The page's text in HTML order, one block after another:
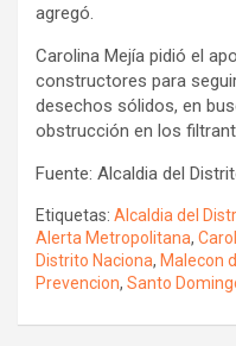
agregó.
Carolina Mejía pidió el
constructores para
desechos sólidos, en
obstrucción en los
Fuente: Alcaldia del
Etiquetas: Alcaldia del
Alerta Metropolitana,
Distrito Naciona, Malecon
Prevencion, Santo